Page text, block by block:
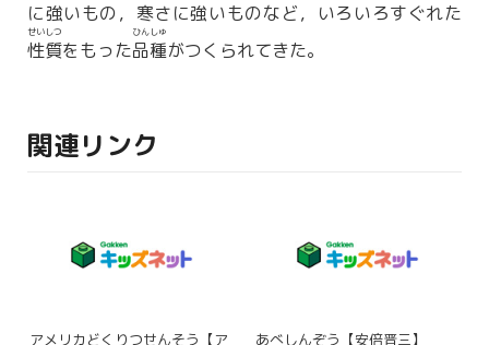
に強いもの，寒さに強いものなど，いろいろすぐれた
性質
せいしつ
をもった品種
ひんしゅ
がつくられてきた。
関連リンク
アメリカどくりつせんそう【ア
あべしんぞう【安倍晋三】